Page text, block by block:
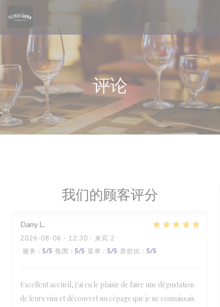
评论
我们的顾客评分
Dany L
2026-08-06 - 12:30 - 来宾 2
服务 : 5/5 氛围 : 5/5 菜单 : 5/5 质价比 : 5/5
Excellent accueil, j'ai eu le plaisir de faire une dégustation
de leurs vins et découvert un cépage que je ne connaissais